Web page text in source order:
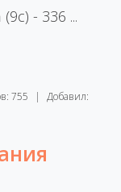
(9с) - 336 ...
755 |
Добавил: